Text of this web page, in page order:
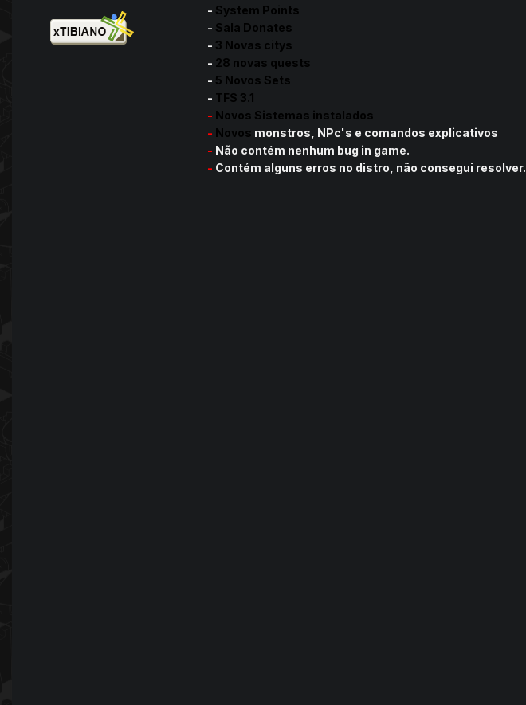
- System Points
- Sala Donates
- 3 Novas citys
- 28 novas quests
- 5 Novos Sets
- TFS 3.1
- Novos Sistemas instalados
- Novos monstros, NPc's e comandos explicativos
- Não contém nenhum bug in game.
- Contém alguns erros no distro, não consegui resolver.